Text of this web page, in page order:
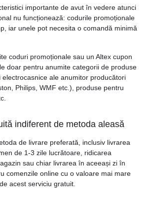
importante de avut în vedere atunci
nu funcționează: codurile promoționale
iar unele pot necesita o comandă minimă
coduri promoționale sau un Altex cupon
doar pentru anumite categorii de produse
electrocasnice ale anumitor producători
Philips, WMF etc.), produse pentru
indiferent de metoda aleasă
de livrare preferată, inclusiv livrarea
de 1-3 zile lucrătoare, ridicarea
sau chiar livrarea în aceeași zi în
comenzile online cu o valoare mai mare
acest serviciu gratuit.